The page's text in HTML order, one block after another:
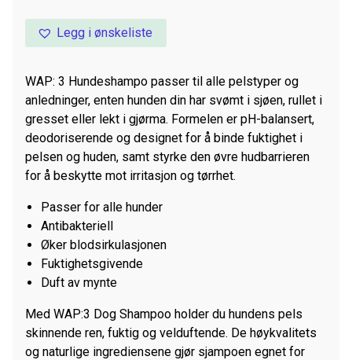
Legg i ønskeliste
WAP: 3 Hundeshampo passer til alle pelstyper og
anledninger, enten hunden din har svømt i sjøen, rullet i
gresset eller lekt i gjørma. Formelen er pH-balansert,
deodoriserende og designet for å binde fuktighet i
pelsen og huden, samt styrke den øvre hudbarrieren
for å beskytte mot irritasjon og tørrhet.
Passer for alle hunder
Antibakteriell
Øker blodsirkulasjonen
Fuktighetsgivende
Duft av mynte
Med WAP:3 Dog Shampoo holder du hundens pels
skinnende ren, fuktig og velduftende. De høykvalitets
og naturlige ingrediensene gjør sjampoen egnet for